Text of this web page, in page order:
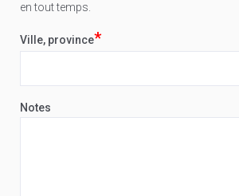
en tout temps.
Ville, province*
Notes